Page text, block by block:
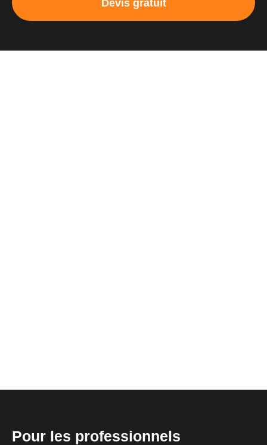
Devis gratuit
Pour les professionnels